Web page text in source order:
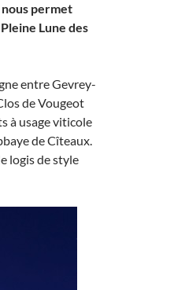
nous permet
Lune des
entre Gevrey-
de Vougeot
à usage viticole
de Cîteaux.
logis de style